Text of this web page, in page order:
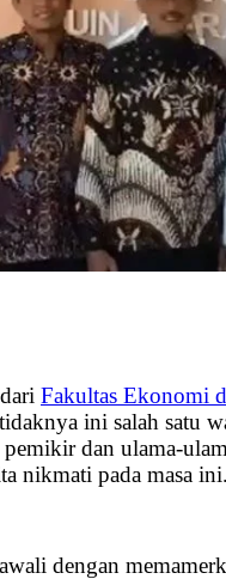
Fakultas Ekonomi
ini salah satu
dan ulama-
nikmati pada masa ini.
dengan